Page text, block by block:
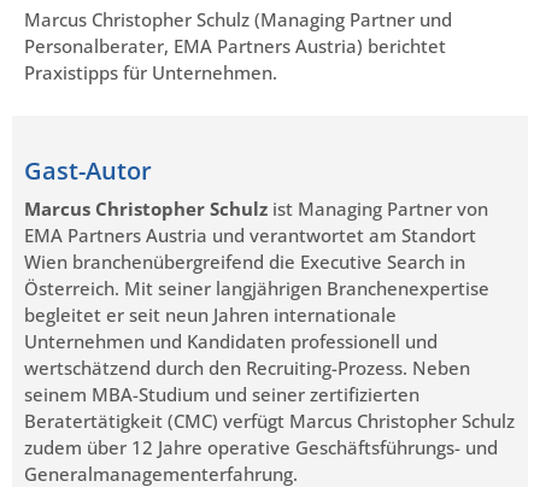
Marcus Christopher Schulz (Managing Partner und
Personalberater, EMA Partners Austria) berichtet
Praxistipps für Unternehmen.
Gast-Autor
Marcus Christopher Schulz ist Managing Partner von
EMA Partners Austria und verantwortet am Standort
Wien branchenübergreifend die Executive Search in
Österreich. Mit seiner langjährigen Branchenexpertise
begleitet er seit neun Jahren internationale
Unternehmen und Kandidaten professionell und
wertschätzend durch den Recruiting-Prozess. Neben
seinem MBA-Studium und seiner zertifizierten
Beratertätigkeit (CMC) verfügt Marcus Christopher Schulz
zudem über 12 Jahre operative Geschäftsführungs- und
Generalmanagementerfahrung.